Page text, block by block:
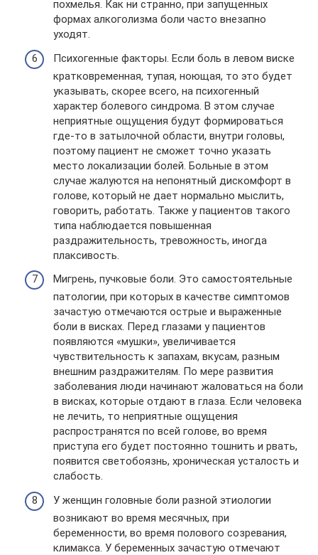
похмелья. Как ни странно, при запущенных
формах алкоголизма боли часто внезапно
уходят.
Психогенные факторы. Если боль в левом виске
кратковременная, тупая, ноющая, то это будет
указывать, скорее всего, на психогенный
характер болевого синдрома. В этом случае
неприятные ощущения будут формироваться
где-то в затылочной области, внутри головы,
поэтому пациент не сможет точно указать
место локализации болей. Больные в этом
случае жалуются на непонятный дискомфорт в
голове, который не дает нормально мыслить,
говорить, работать. Также у пациентов такого
типа наблюдается повышенная
раздражительность, тревожность, иногда
плаксивость.
Мигрень, пучковые боли. Это самостоятельные
патологии, при которых в качестве симптомов
зачастую отмечаются острые и выраженные
боли в висках. Перед глазами у пациентов
появляются «мушки», увеличивается
чувствительность к запахам, вкусам, разным
внешним раздражителям. По мере развития
заболевания люди начинают жаловаться на боли
в висках, которые отдают в глаза. Если человека
не лечить, то неприятные ощущения
распространятся по всей голове, во время
приступа его будет постоянно тошнить и рвать,
появится светобоязнь, хроническая усталость и
слабость.
У женщин головные боли разной этиологии
возникают во время месячных, при
беременности, во время полового созревания,
климакса. У беременных зачастую отмечают